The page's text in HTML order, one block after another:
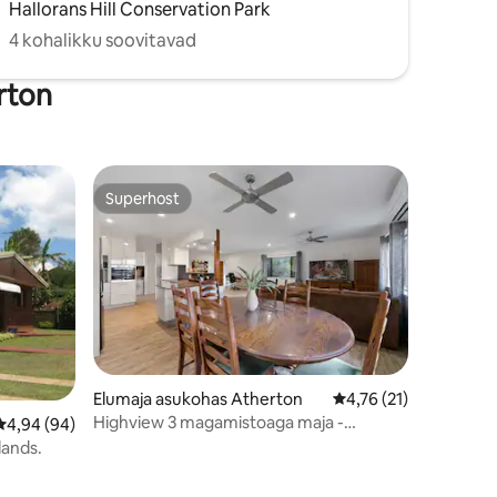
Hallorans Hill Conservation Park
4 kohalikku soovitavad
hinnang 4,94/5, 94 hinnangut
4,94 (94)
Superhost
Superhost
Elumaja asukohas Atherton Keskmine hinnang
4,76 (21)
Highview 3 magamistoaga maja -